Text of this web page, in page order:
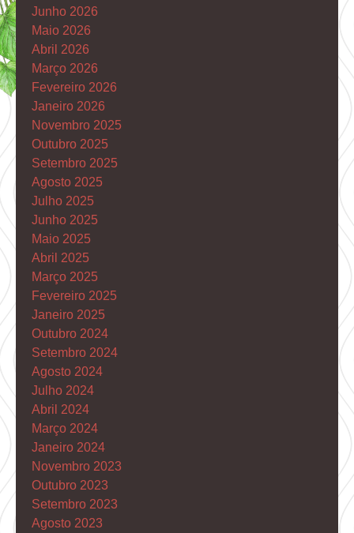
Junho 2026
Maio 2026
Abril 2026
Março 2026
Fevereiro 2026
Janeiro 2026
Novembro 2025
Outubro 2025
Setembro 2025
Agosto 2025
Julho 2025
Junho 2025
Maio 2025
Abril 2025
Março 2025
Fevereiro 2025
Janeiro 2025
Outubro 2024
Setembro 2024
Agosto 2024
Julho 2024
Abril 2024
Março 2024
Janeiro 2024
Novembro 2023
Outubro 2023
Setembro 2023
Agosto 2023